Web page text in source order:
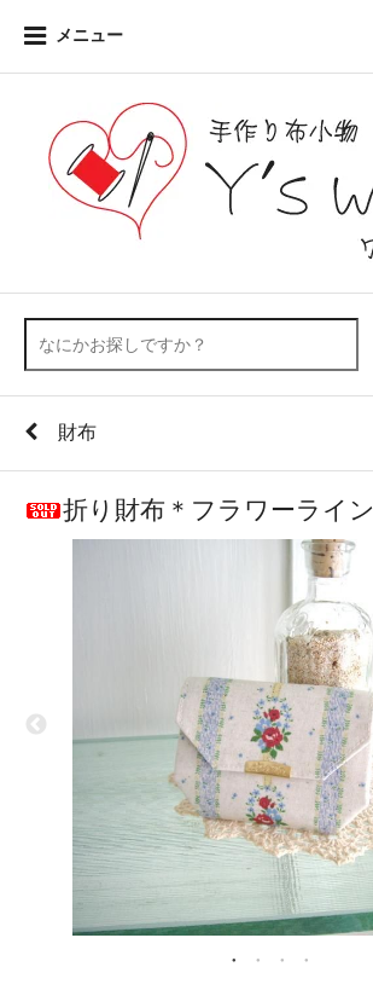
メニュー
財布
折り財布＊フラワーライン